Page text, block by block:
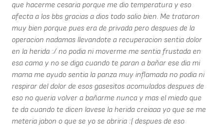
que hacerme cesaria porque me dio temperatura y eso
afecta a los bbs gracias a dios todo salio bien. Me trataron
muy bien porque pues era de privada pero despues de la
operacion nadamas llevandote a recuperacion sentia dolor
en la herida :/ no podia ni moverme me sentia frustada en
esa cama y no se diga cuando te paran a bañar ese dia mi
mama me ayudo sentia la panza muy inflamada no podia ni
respirar del dolor de esos gasesitos acomulados despues de
eso no queria volver a bañarme nunca y mas el miedo que
te da cuando te dicen lavese la herida creiaaa yo que se me
meteria jabon o que se yo se abriria :( despues de eso